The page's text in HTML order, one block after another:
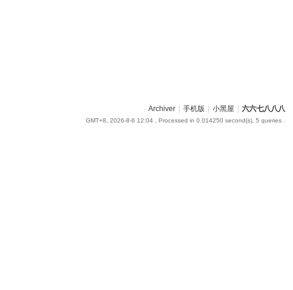
Archiver 手机版 小黑屋 六六七八八八
GMT+8, 2026-8-6 12:04, Processed in 0.014250 second(s), 5 queries .